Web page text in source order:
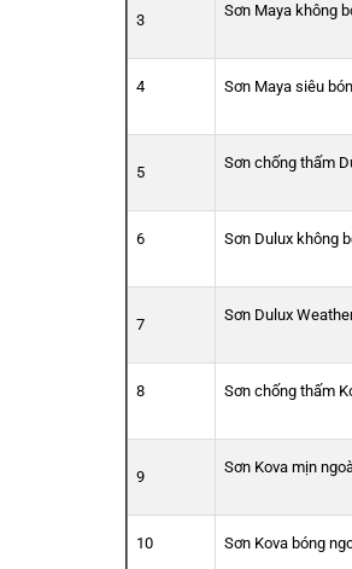
3
Sơn Maya không
4 Sơn Maya siêu
5
Sơn chống thấm
6 Sơn Dulux không
7
Sơn Dulux
8 Sơn chống thấm
9
Sơn Kova mịn
10 Sơn Kova bóng